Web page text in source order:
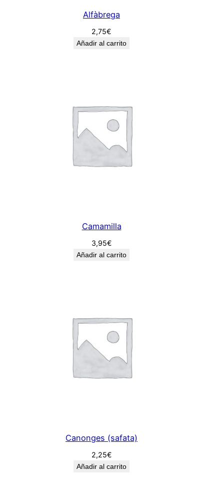
Alfàbrega
2,75€
Añadir al carrito
Camamilla
3,95€
Añadir al carrito
Canonges (safata)
2,25€
Añadir al carrito